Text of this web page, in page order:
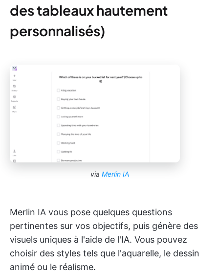
des tableaux hautement
personnalisés)
via Merlin IA
Merlin IA vous pose quelques questions
pertinentes sur vos objectifs, puis génère des
visuels uniques à l'aide de l'IA. Vous pouvez
choisir des styles tels que l'aquarelle, le dessin
animé ou le réalisme.